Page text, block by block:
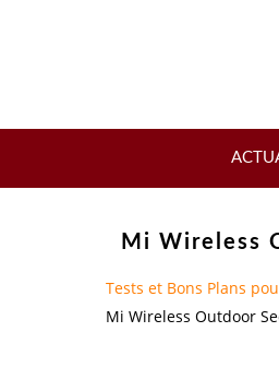
Mi Wireless
Tests et Bons Plans
Mi Wireless Outdoor